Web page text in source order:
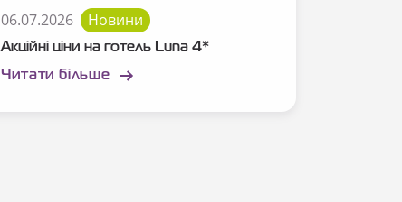
06.07.2026 Новини
Акційні ціни на готель Luna 4*
Читати більше